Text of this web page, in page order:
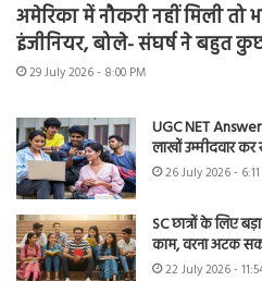
अमेरिका में नौकरी नहीं मिली तो
इंजीनियर, बोले- संघर्ष ने बहुत
29 July 2026 - 8:00 PM
UGC NET
लाखों उम्मीदवार कर
26 July 2026 -
SC छात्रों के लिए
काम, वरना अटक
22 July 2026 -